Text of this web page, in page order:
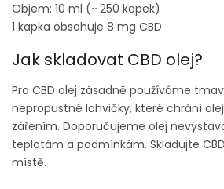
Objem: 10 ml (~ 250 kapek)
1 kapka obsahuje 8 mg CBD
Jak skladovat CBD olej?
Pro CBD olej zásadně používáme
nepropustné lahvičky, které chrání
zářením. Doporučujeme olej
teplotám a podmínkám. Skladujte
místě.